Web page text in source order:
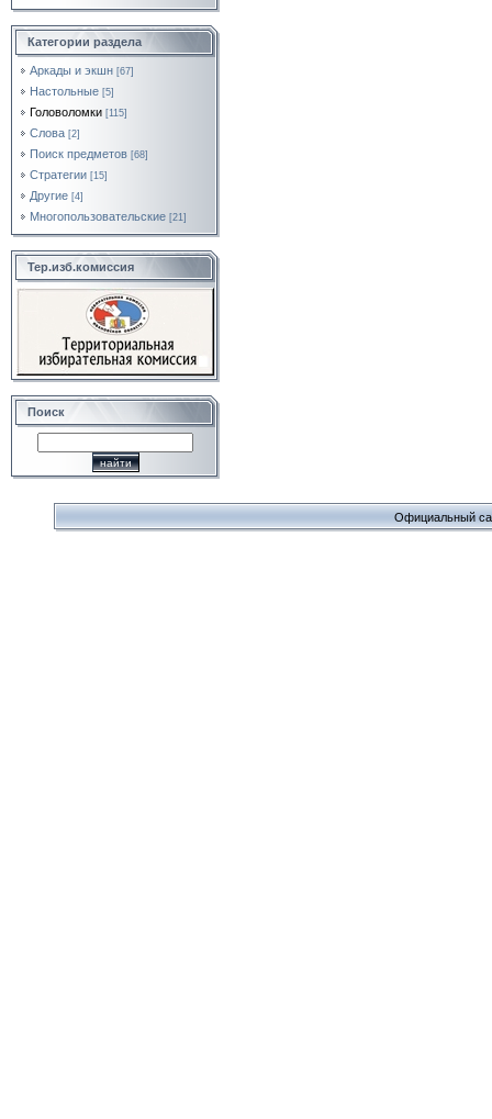
Категории раздела
Аркады и экшн [67]
Настольные [5]
Головоломки [115]
Слова [2]
Поиск предметов [68]
Стратегии [15]
Другие [4]
Многопользовательские [21]
Тер.изб.комиссия
Поиск
Официальный сайт